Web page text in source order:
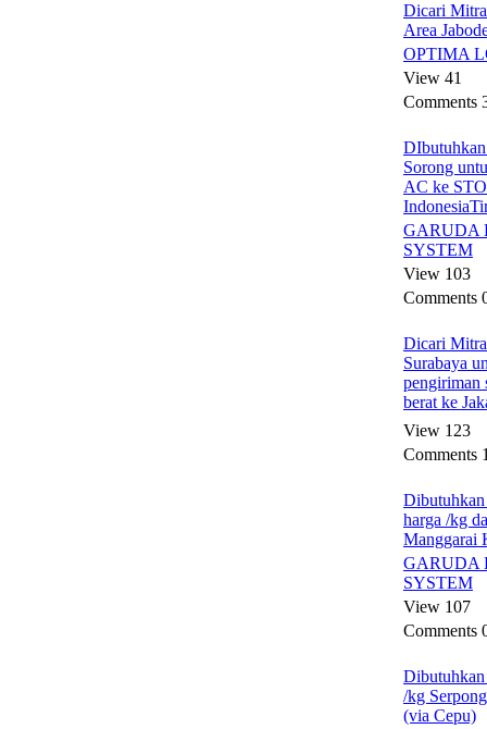
Dicari
Area
OPTIMA
View 41
Comments
Sorong
AC ke
GARUDA
SYSTEM
View 103
Comments
Dicari
Surabaya
pengiriman
berat ke
View 123
Comments
harga /kg
Manggarai
GARUDA
SYSTEM
View 107
Comments
/kg
(via Cepu)